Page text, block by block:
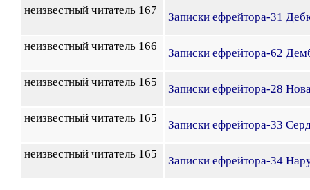
неизвестный читатель 167
Записки ефрейтора-31
неизвестный читатель 166
Записки ефрейтора-62
неизвестный читатель 165
Записки ефрейтора-28
неизвестный читатель 165
Записки ефрейтора-33
неизвестный читатель 165
Записки ефрейтора-34